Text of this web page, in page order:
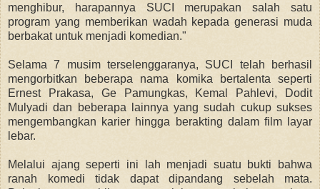
menghibur, harapannya SUCI merupakan salah satu
program yang memberikan wadah kepada generasi muda
berbakat untuk menjadi komedian."
Selama 7 musim terselenggaranya, SUCI telah berhasil
mengorbitkan beberapa nama komika bertalenta seperti
Ernest Prakasa, Ge Pamungkas, Kemal Pahlevi, Dodit
Mulyadi dan beberapa lainnya yang sudah cukup sukses
mengembangkan karier hingga berakting dalam film layar
lebar.
Melalui ajang seperti ini lah menjadi suatu bukti bahwa
ranah komedi tidak dapat dipandang sebelah mata.